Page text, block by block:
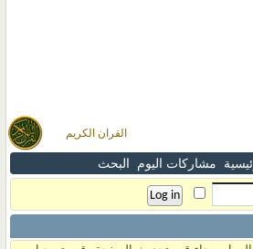
القران الكريم
مشاركات اليوم البحث